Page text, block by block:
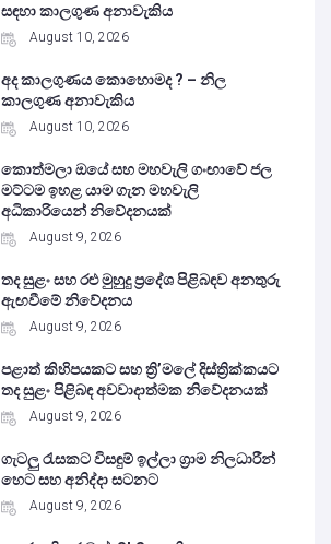
සඳහා කාලගුණ අනාවැකිය
August 10, 2026
අද කාලගුණය කොහොමද ? – නිල
කාලගුණ අනාවැකිය
August 10, 2026
කොත්මලා ඔයේ සහ මහවැලි ගංඟාවේ ජල
මට්ටම ඉහළ යාම ගැන මහවැලි
අධිකාරියෙන් නිවේදනයක්
August 9, 2026
තද සුළං සහ රළු මුහුදු ප්‍රදේශ පිළිබඳව අනතුරු
ඇඟවීමේ නිවේදනය
August 9, 2026
පළාත් කිහිපයකට සහ ත්‍රි’මලේ දිස්ත්‍රික්කයට
තද සුළං පිළිබඳ අවවාදාත්මක නිවේදනයක්
August 9, 2026
ගැටලු රැසකට විසඳුම් ඉල්ලා ග්‍රාම නිලධාරීන්
හෙට සහ අනිද්දා සටනට
August 9, 2026